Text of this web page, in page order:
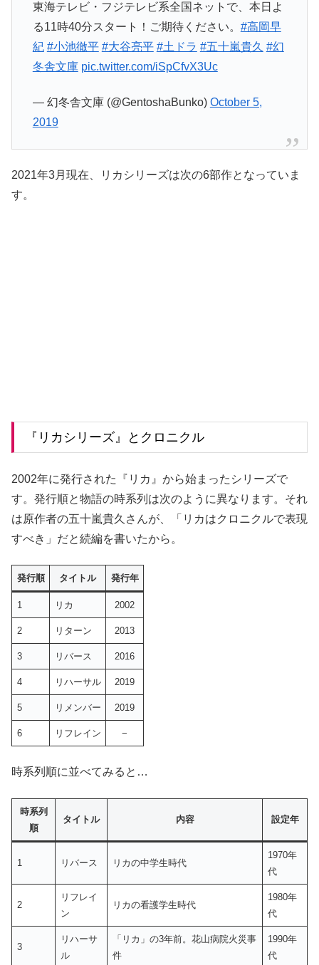
東海テレビ・フジテレビ系全国ネットで、本日よ
る11時40分スタート！ご期待ください。 #高岡早
紀 #小池徹平 #大谷亮平 #土ドラ #五十嵐貴久 #幻
冬舎文庫 pic.twitter.com/iSpCfvX3Uc
— 幻冬舎文庫 (@GentoshaBunko) October 5,
2019
2021年3月現在、リカシリーズは次の6部作となっていま
す。
『リカシリーズ』とクロニクル
2002年に発行された『リカ』から始まったシリーズで
す。発行順と物語の時系列は次のように異なります。それ
は原作者の五十嵐貴久さんが、「リカはクロニクルで表現
すべき」だと続編を書いたから。
発行順 タイトル 発行年
1 リカ 2002
2 リターン 2013
3 リバース 2016
4 リハーサル 2019
5 リメンバー 2019
6 リフレイン −
時系列順に並べてみると…
時系列
順
タイトル 内容 設定年
1 リバース リカの中学生時代
1970年
代
2
リフレイ
ン
リカの看護学生時代
1980年
代
3
リハーサ
ル
「リカ」の3年前。花山病院火災事
件
1990年
代